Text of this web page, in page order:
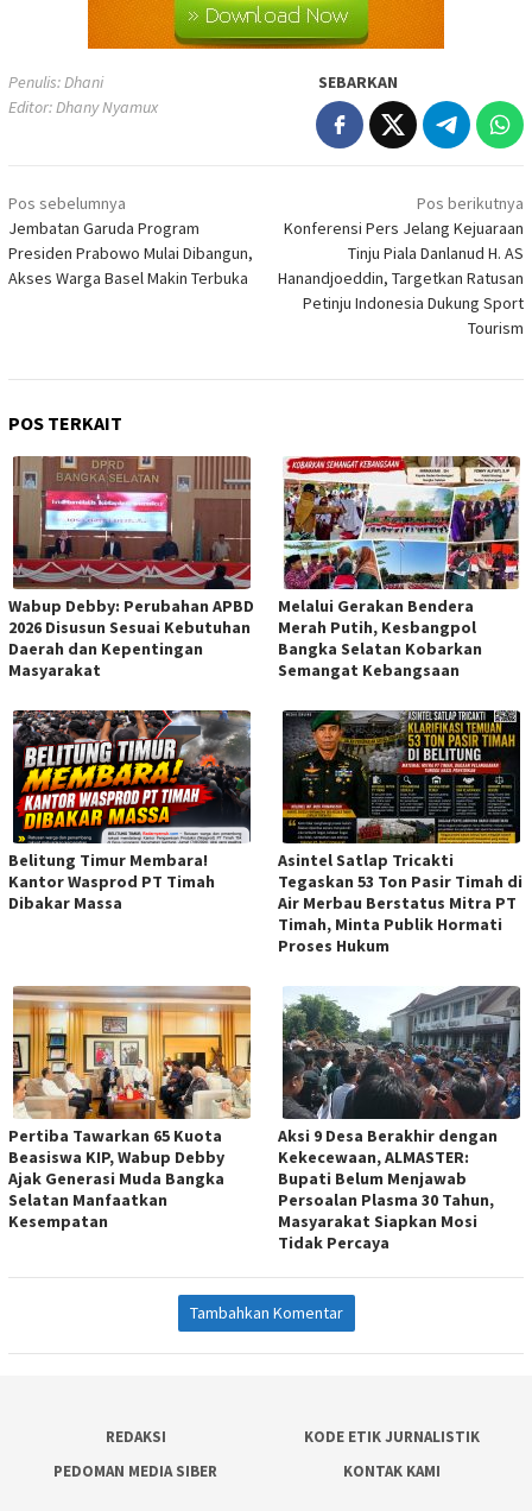
Penulis: Dhani
Editor: Dhany Nyamux
SEBARKAN
Navigasi
pos
Pos sebelumnya
Jembatan Garuda Program
Presiden Prabowo Mulai Dibangun,
Akses Warga Basel Makin Terbuka
Pos berikutnya
Konferensi Pers Jelang Kejuaraan
Tinju Piala Danlanud H. AS
Hanandjoeddin, Targetkan Ratusan
Petinju Indonesia Dukung Sport
Tourism
POS TERKAIT
Wabup Debby: Perubahan APBD
2026 Disusun Sesuai Kebutuhan
Daerah dan Kepentingan
Masyarakat
Melalui Gerakan Bendera
Merah Putih, Kesbangpol
Bangka Selatan Kobarkan
Semangat Kebangsaan
Belitung Timur Membara!
Kantor Wasprod PT Timah
Dibakar Massa
Asintel Satlap Tricakti
Tegaskan 53 Ton Pasir Timah di
Air Merbau Berstatus Mitra PT
Timah, Minta Publik Hormati
Proses Hukum
Pertiba Tawarkan 65 Kuota
Beasiswa KIP, Wabup Debby
Ajak Generasi Muda Bangka
Selatan Manfaatkan
Kesempatan
Aksi 9 Desa Berakhir dengan
Kekecewaan, ALMASTER:
Bupati Belum Menjawab
Persoalan Plasma 30 Tahun,
Masyarakat Siapkan Mosi
Tidak Percaya
Tambahkan Komentar
REDAKSI
KODE ETIK JURNALISTIK
PEDOMAN MEDIA SIBER
KONTAK KAMI